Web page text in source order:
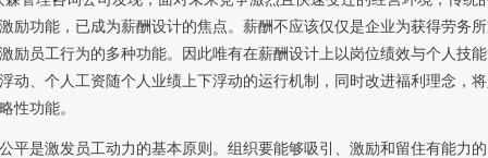
励功能，已成为薪酬设计的焦点。薪酬不应该仅仅是企业为获得劳务
励员工行为的多种功能。因此唯有在薪酬设计上以岗位绩效与个人技
动、个人工资随个人业绩上下浮动的运行机制，同时改进福利理念，
性功能。
平是激发员工动力的基本原则。组织要能够吸引、激励和留住有能力